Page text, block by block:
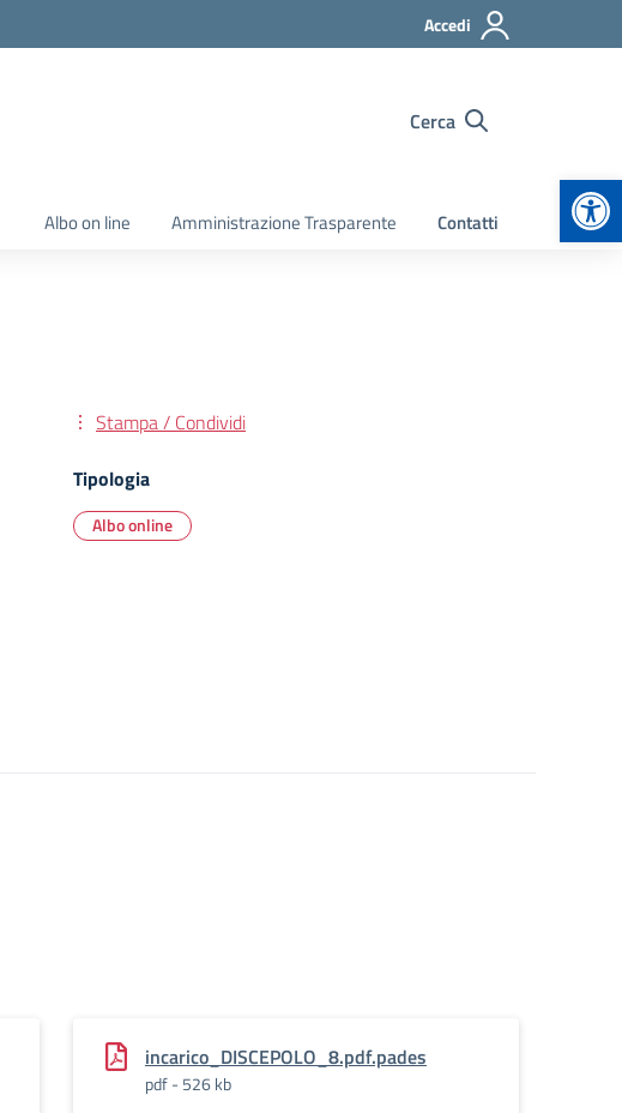
Accedi
Cerca
Albo on line Amministrazione Trasparente Contatti
Stampa / Condividi
Tipologia
Albo online
incarico_DISCEPOLO_8.pdf.pades
pdf - 526 kb